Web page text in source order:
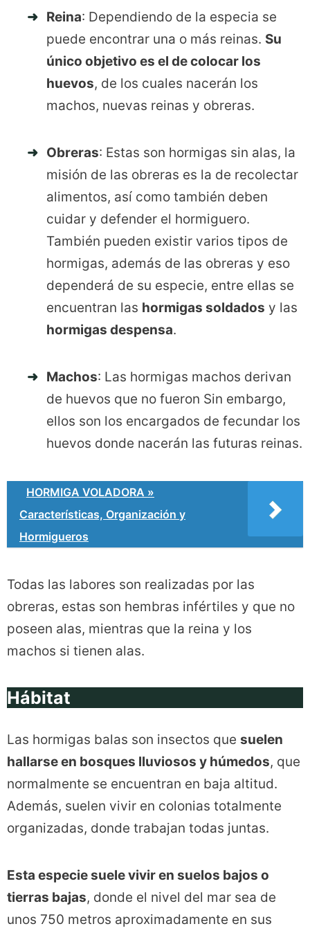
Reina: Dependiendo de la especia se
puede encontrar una o más reinas. Su
único objetivo es el de colocar los
huevos, de los cuales nacerán los
machos, nuevas reinas y obreras.
Obreras: Estas son hormigas sin alas, la
misión de las obreras es la de recolectar
alimentos, así como también deben
cuidar y defender el hormiguero.
También pueden existir varios tipos de
hormigas, además de las obreras y eso
dependerá de su especie, entre ellas se
encuentran las hormigas soldados y las
hormigas despensa.
Machos: Las hormigas machos derivan
de huevos que no fueron Sin embargo,
ellos son los encargados de fecundar los
huevos donde nacerán las futuras reinas.
HORMIGA VOLADORA »
Características, Organización y
Hormigueros
Todas las labores son realizadas por las
obreras, estas son hembras infértiles y que no
poseen alas, mientras que la reina y los
machos si tienen alas.
Hábitat
Las hormigas balas son insectos que suelen
hallarse en bosques lluviosos y húmedos, que
normalmente se encuentran en baja altitud.
Además, suelen vivir en colonias totalmente
organizadas, donde trabajan todas juntas.
Esta especie suele vivir en suelos bajos o
tierras bajas, donde el nivel del mar sea de
unos 750 metros aproximadamente en sus